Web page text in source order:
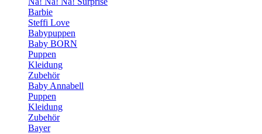
Barbie
Steffi Love
Babypuppen
Baby BORN
Puppen
Kleidung
Zubehör
Baby Annabell
Puppen
Kleidung
Zubehör
Bayer